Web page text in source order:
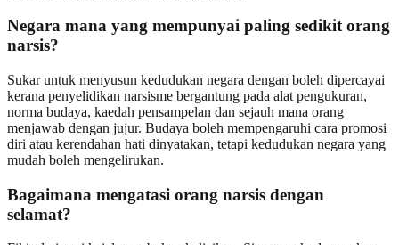
Negara mana yang mempunyai paling sedikit orang
narsis?
Sukar untuk menyusun kedudukan negara dengan boleh dipercayai
kerana penyelidikan narsisme bergantung pada alat pengukuran,
norma budaya, kaedah pensampelan dan sejauh mana orang
menjawab dengan jujur. Budaya boleh mempengaruhi cara promosi
diri atau kerendahan hati dinyatakan, tetapi kedudukan negara yang
mudah boleh mengelirukan.
Bagaimana mengatasi orang narsis dengan
selamat?